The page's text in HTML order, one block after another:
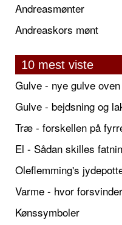
Andreasmønter
Andreaskors mønt
10 mest viste
Gulve - nye gulve
Gulve - bejdsning og
Træ - forskellen på
El - Sådan skilles
Oleflemming's
Varme - hvor
Kønssymboler